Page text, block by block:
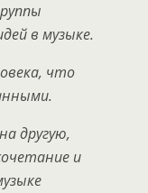
в музыке.
что
другую,
и